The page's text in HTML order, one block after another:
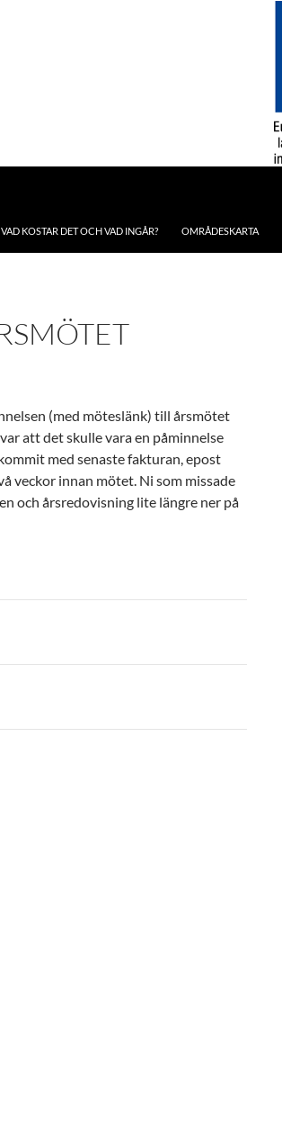
VAD KOSTAR DET OCH VAD INGÅR? OMRÅDESKARTA
(med möteslänk) till årsmötet
att det skulle vara en påminnelse
med senaste fakturan, epost
veckor innan mötet. Ni som missade
och årsredovisning lite längre ner på